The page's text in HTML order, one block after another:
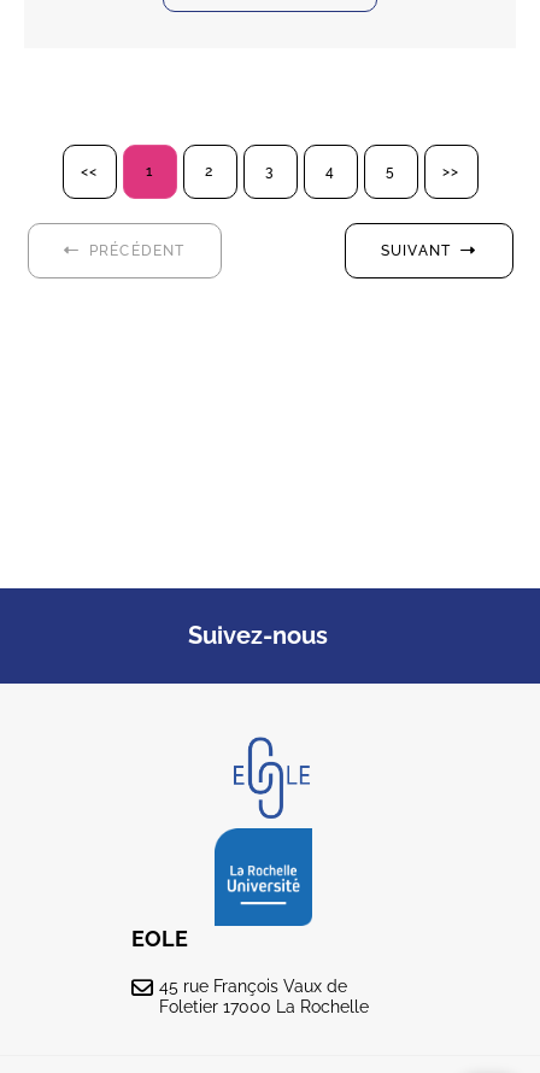
PRÉCÉDENT
<< 1 2 3 4 5 >>
SUIVANT
Suivez-nous
EOLE
45 rue François Vaux de
Foletier 17000 La Rochelle